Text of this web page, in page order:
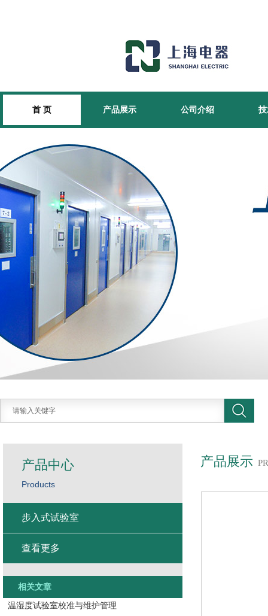
首 页 产品展示 公司介绍
产品展示
产品中心
Products
步入式试验室
查看更多
相关文章
温湿度试验室校准与维护管理